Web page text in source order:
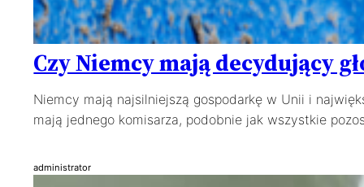
Czy Niemcy mają decydujący
Niemcy mają najsilniejszą gospodarkę w Unii i
mają jednego komisarza, podobnie jak wszystkie
administrator